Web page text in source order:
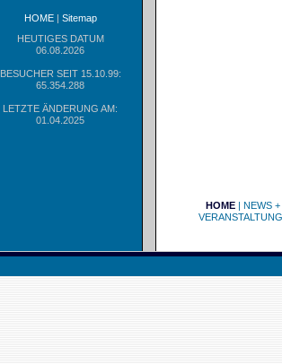
HOME| Sitemap
HEUTIGES DATUM
06.08.2026
BESUCHER SEIT 15.10.99:
65.354.288
LETZTE ÄNDERUNG AM:
01.04.2025
HOME| NEWS